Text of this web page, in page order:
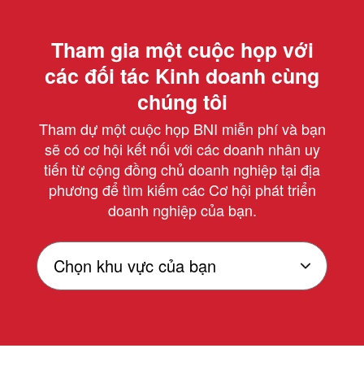
Tham gia một cuộc họp với
các đối tác Kinh doanh cùng
chúng tôi
Tham dự một cuộc họp BNI miễn phí và bạn
sẽ có cơ hội kết nối với các doanh nhân uy
tiến từ cộng đồng chủ doanh nghiệp tại địa
phương để tìm kiếm các Cơ hội phát triển
doanh nghiệp của bạn.